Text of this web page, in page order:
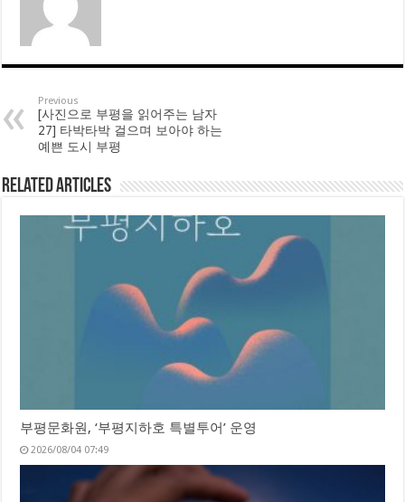
Previous
[사진으로 부평을 읽어주는 남자
27] 타박타박 걸으며 보아야 하는
예쁜 도시 부평
Related Articles
부평문화원, ‘부평지하호 특별투어’ 운영
2026/08/04 07:49